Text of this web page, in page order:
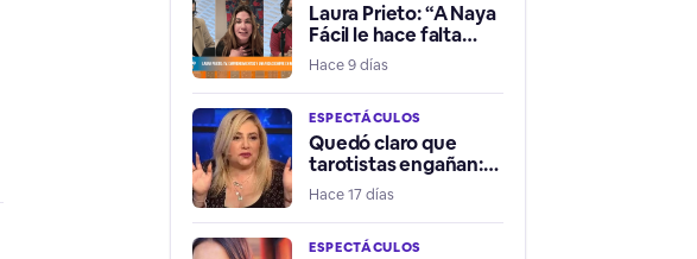
Laura Prieto: “A Naya
Fácil le hace falta
tener un equipo que
la ayude a ser
influencer positiva”
Hace 9 días
ESPECTÁCULOS
Quedó claro que
tarotistas engañan:
Latife Soto es tratada
de chanta por fallidos
presagios del Mundial
Hace 17 días
ESPECTÁCULOS